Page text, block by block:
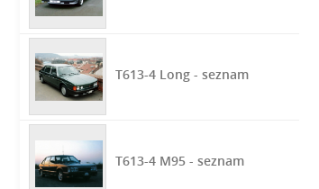
T613-4 Long - seznam
T613-4 M95 - seznam